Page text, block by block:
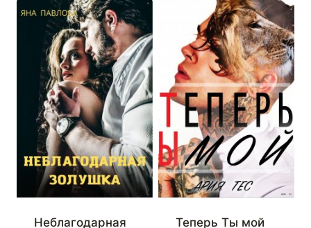
Неблагодарная Теперь Ты мой